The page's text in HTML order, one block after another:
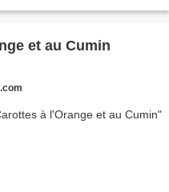
et au Cumin